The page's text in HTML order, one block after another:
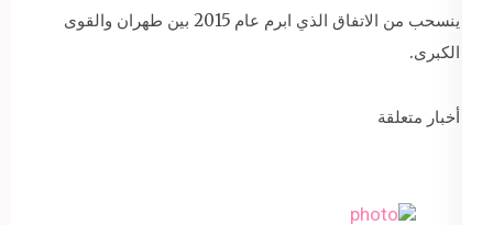
ينسحب من الاتفاق الذي ابرم عام 2015 بين طهران والقوى
الكبرى.
أخبار متعلقة